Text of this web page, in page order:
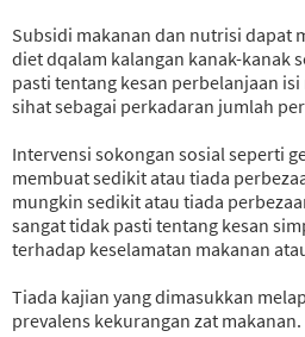
Subsidi makanan dan nutrisi dapat
diet dqalam kalangan kanak-kanak
pasti tentang kesan perbelanjaan
sihat sebagai perkadaran jumlah
Intervensi sokongan sosial seperti
membuat sedikit atau tiada
mungkin sedikit atau tiada
sangat tidak pasti tentang kesan
terhadap keselamatan makanan
Tiada kajian yang dimasukkan
prevalens kekurangan zat makanan.